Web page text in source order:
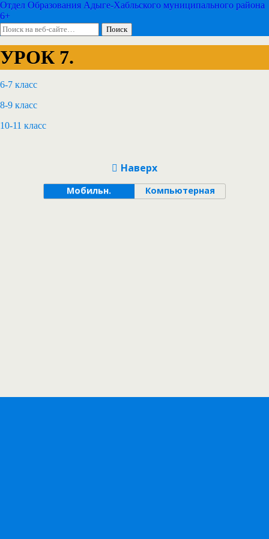
Отдел Образования Адыге-Хабльского муниципального района
6+
УРОК 7.
6-7 класс
8-9 класс
10-11 класс
Наверх
Мобильн. Компьютерная